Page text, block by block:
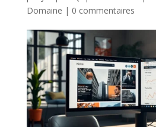
Domaine | 0 commentaires